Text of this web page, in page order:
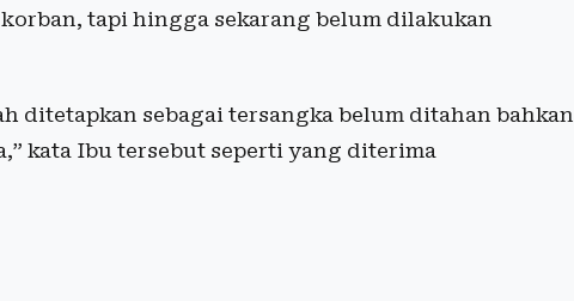
tapi hingga sekarang belum dilakukan
ditetapkan sebagai tersangka belum ditahan bahkan
kata Ibu tersebut seperti yang diterima